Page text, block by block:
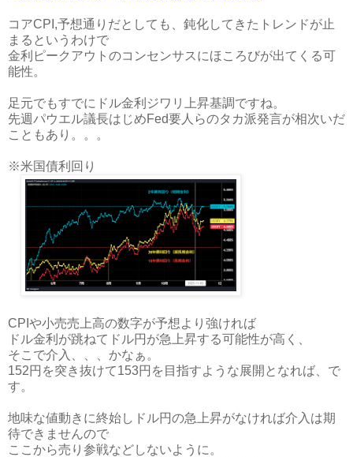
コアCPI,予想通りだとしても、鈍化してきたトレンドが止
まるというわけで
金利ピークアウトのコンセンサスにほころびが出てくる可
能性。
足元でもすでにドル金利ジワリ上昇基調ですね。
先週パウエル議長はじめFed要人らのタカ派発言が相次いだ
こともあり。。。
※米国債利回り
CPIや小売売上高の数字が予想より強ければ
ドル金利が跳ねてドル円が急上昇する可能性が高く、
そこで介入、、、かなぁ。
152円を突き抜けて153円を目指すような展開となれば、で
す。
地味な値動きに終始しドル円の急上昇がなければ介入は期
待できませんので
ここから売り参戦などしないように。